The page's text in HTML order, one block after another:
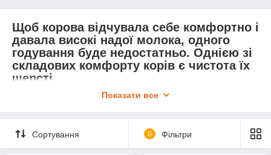
Щоб корова відчувала себе комфортно і
давала високі надої молока, одного
годування буде недостатньо. Однією зі
складових комфорту корів є чистота їх
шерсті.
В нашому магазині "Спільна мета" представлені
від відомих європейських компаній.
Широкий асортимент скребків і щіток
Показати все
Сортування 0 Фільтри